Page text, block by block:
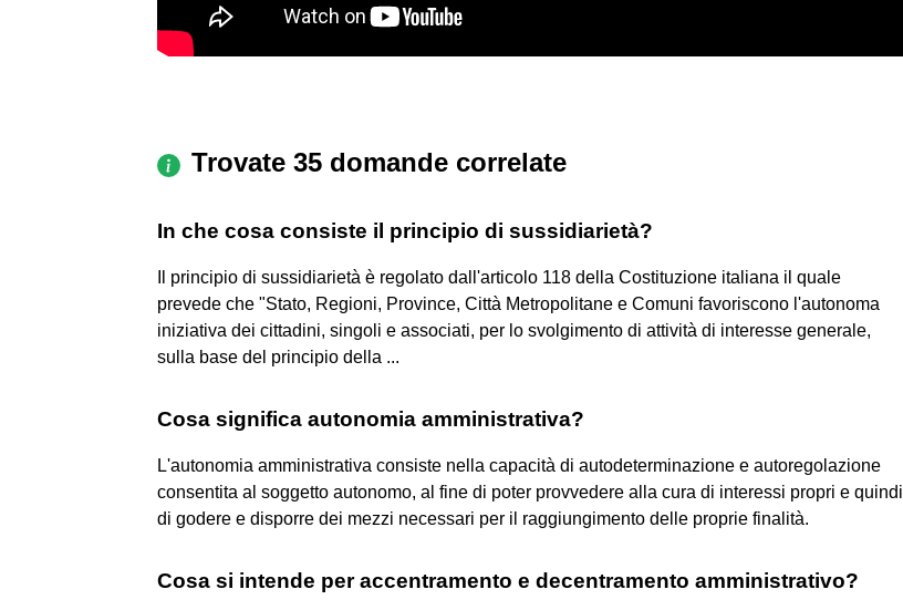
Trovate 35 domande correlate
In che cosa consiste il principio di sussidiarietà?
Il principio di sussidiarietà è regolato dall'articolo 118 della Costituzione italiana il quale
prevede che "Stato, Regioni, Province, Città Metropolitane e Comuni favoriscono l'autonoma
iniziativa dei cittadini, singoli e associati, per lo svolgimento di attività di interesse generale,
sulla base del principio della ...
Cosa significa autonomia amministrativa?
L'autonomia amministrativa consiste nella capacità di autodeterminazione e autoregolazione
consentita al soggetto autonomo, al fine di poter provvedere alla cura di interessi propri e quindi
di godere e disporre dei mezzi necessari per il raggiungimento delle proprie finalità.
Cosa si intende per accentramento e decentramento amministrativo?